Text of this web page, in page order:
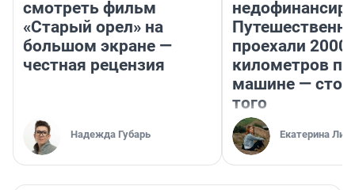
смотреть фильм
«Старый орел» на
большом экране —
честная рецензия
Надежда Губарь
проехали 2000
километров по
машине —
того
Екатерина